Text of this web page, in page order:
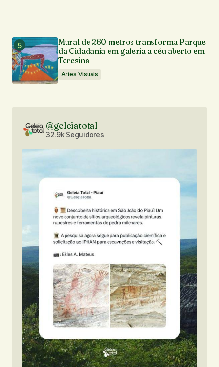
Mural de 260 metros transforma Parque
da Cidadania em galeria a céu aberto em
Teresina
Artes Visuais
@geleiatotal
32.9k Seguidores